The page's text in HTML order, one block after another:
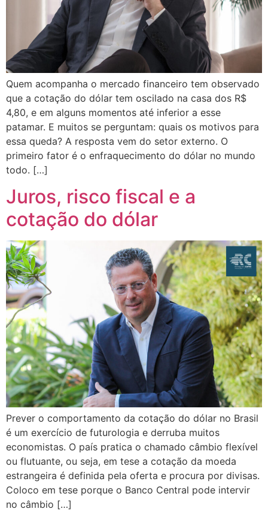
Quem acompanha o mercado financeiro tem observado
que a cotação do dólar tem oscilado na casa dos R$
4,80, e em alguns momentos até inferior a esse
patamar. E muitos se perguntam: quais os motivos para
essa queda? A resposta vem do setor externo. O
primeiro fator é o enfraquecimento do dólar no mundo
todo. […]
Juros, risco fiscal e a
cotação do dólar
Prever o comportamento da cotação do dólar no Brasil
é um exercício de futurologia e derruba muitos
economistas. O país pratica o chamado câmbio flexível
ou flutuante, ou seja, em tese a cotação da moeda
estrangeira é definida pela oferta e procura por divisas.
Coloco em tese porque o Banco Central pode intervir
no câmbio […]